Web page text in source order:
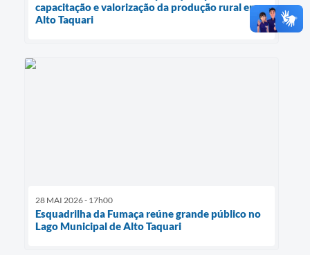
capacitação e valorização da produção rural em
Alto Taquari
28 MAI 2026 - 17h00
Esquadrilha da Fumaça reúne grande público no
Lago Municipal de Alto Taquari